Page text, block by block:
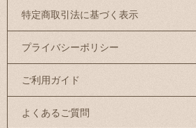
特定商取引法に基づく表示
プライバシーポリシー
ご利用ガイド
よくあるご質問